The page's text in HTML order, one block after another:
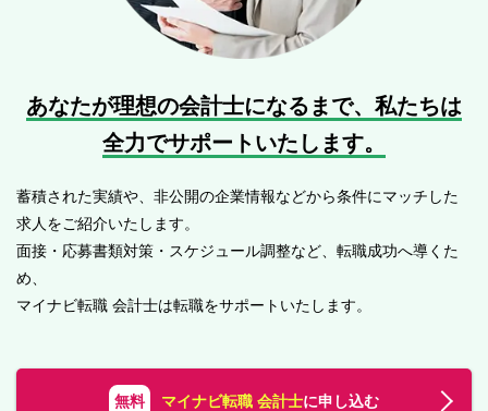
あなたが理想の会計士になるまで、 私たちは
全力でサポートいたします。
蓄積された実績や、非公開の企業情報などから条件にマッチした
求人をご紹介いたします。
面接・応募書類対策・スケジュール調整など、転職成功へ導くた
め、
マイナビ転職 会計士は転職をサポートいたします。
無料 マイナビ転職 会計士に申し込む